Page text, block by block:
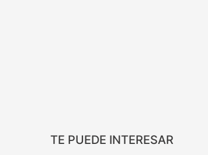
TE PUEDE INTERESAR